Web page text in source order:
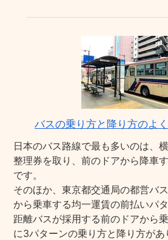
バスの乗り方と降り方のよ
日本のバス路線で最も多いのは、
整理券を取り、前のドアから降車
です。
そのほか、東京都交通局の都営バ
から乗車する均一運賃の前払いパ
距離バスが採用する前のドアから
に3パターンの乗り方と降り方があ